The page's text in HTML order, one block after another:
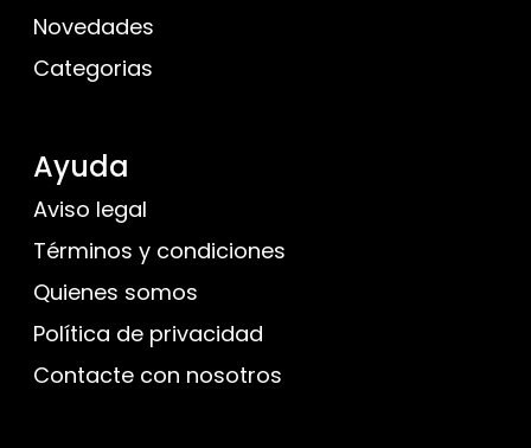
Novedades
Categorias
Ayuda
Aviso legal
Términos y condiciones
Quienes somos
Política de privacidad
Contacte con nosotros